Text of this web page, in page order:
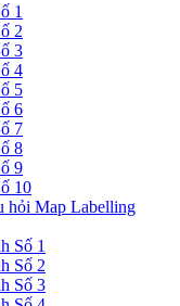
1
2
3
4
5
6
7
8
9
10
hỏi Map Labelling
Số 1
Số 2
Số 3